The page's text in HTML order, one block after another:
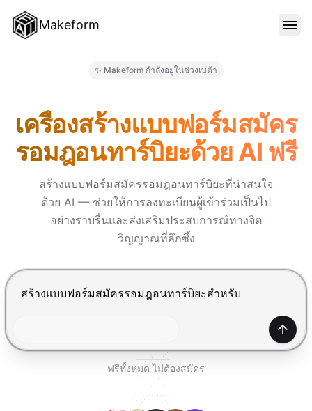
Makeform
บล็อก
เข้าสู่ระบบ
✨ Makeform กำลังอยู่ในช่วงเบต้า
เครื่องสร้างแบบฟอร์มสมัคร
รอมฎอนทาร์บิยะด้วย AI ฟรี
สร้างแบบฟอร์มสมัครรอมฎอนทาร์บิยะที่น่าสนใจ
ด้วย AI — ช่วยให้การลงทะเบียนผู้เข้าร่วมเป็นไป
อย่างราบรื่นและส่งเสริมประสบการณ์ทางจิต
วิญญาณที่ลึกซึ้ง
กด Enter เพื่อส่ง, Shift+Enter เพื่อขึ้นบรรทัดใหม่
สร้าง
ฟรีทั้งหมด ไม่ต้องสมัคร